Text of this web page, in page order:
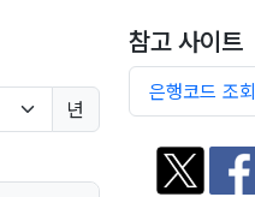
년
참고 사이트
은행코드 조회